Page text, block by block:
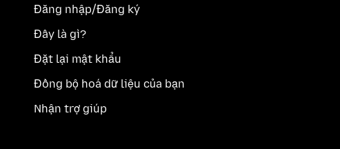
Đăng nhập/Đăng ký
Đây là gì?
Đặt lại mật khẩu
Đồng bộ hoá dữ liệu của bạn
Nhận trợ giúp